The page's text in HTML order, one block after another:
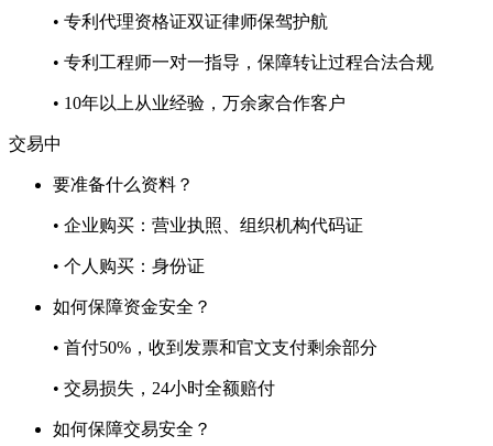
• 专利代理资格证双证律师保驾护航
• 专利工程师一对一指导，保障转让过程合法合规
• 10年以上从业经验，万余家合作客户
交易中
要准备什么资料？
• 企业购买：营业执照、组织机构代码证
• 个人购买：身份证
如何保障资金安全？
• 首付50%，收到发票和官文支付剩余部分
• 交易损失，24小时全额赔付
如何保障交易安全？